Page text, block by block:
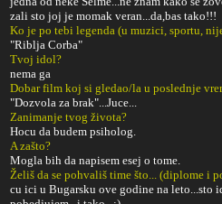
zali sto joj je momak veran...da,bas tako!!!
Ko je po tebi legenda (u muzici, sportu,
"Riblja Corba"
Tvoj idol?
nema ga
Dobar film koj si gledao/la u poslednje
"Dozvola za brak"...Juce...
Zanimanje tvog života?
Hocu da budem psiholog.
A zašto?
Mogla bih da napisem esej o tome.
Želiš da se pohvališ time što... (diplome i
cu ici u Bugarsku ove godine na leto...sto